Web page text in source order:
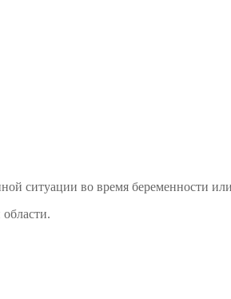
ситуации во время беременности